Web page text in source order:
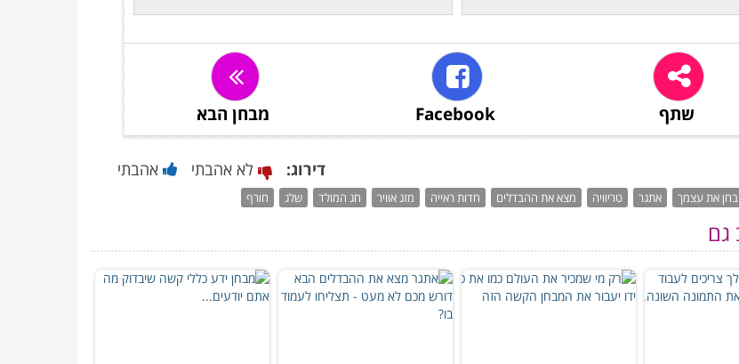
שתף Facebook מבחן הבא
דירוג: לא אהבתי אהבתי
בחן את עצמך אתגר טריוויה מצא את ההבדלים חדות ראייה מזג אוויר חג המולד שלג חורף
גם